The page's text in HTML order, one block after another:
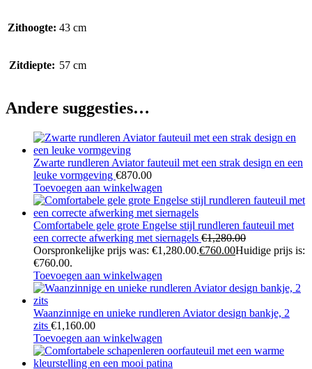
Zithoogte: 43 cm
Zitdiepte: 57 cm
Andere suggesties…
Zwarte rundleren Aviator fauteuil met een strak design en een
leuke vormgeving €870.00
Toevoegen aan winkelwagen
Comfortabele gele grote Engelse stijl rundleren fauteuil met
een correcte afwerking met siernagels €1,280.00
Oorspronkelijke prijs was: €1,280.00.€760.00Huidige prijs is:
€760.00.
Toevoegen aan winkelwagen
Waanzinnige en unieke rundleren Aviator design bankje, 2
zits €1,160.00
Toevoegen aan winkelwagen